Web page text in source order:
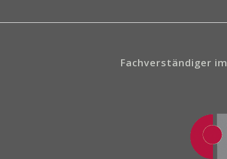
Fachverständiger im